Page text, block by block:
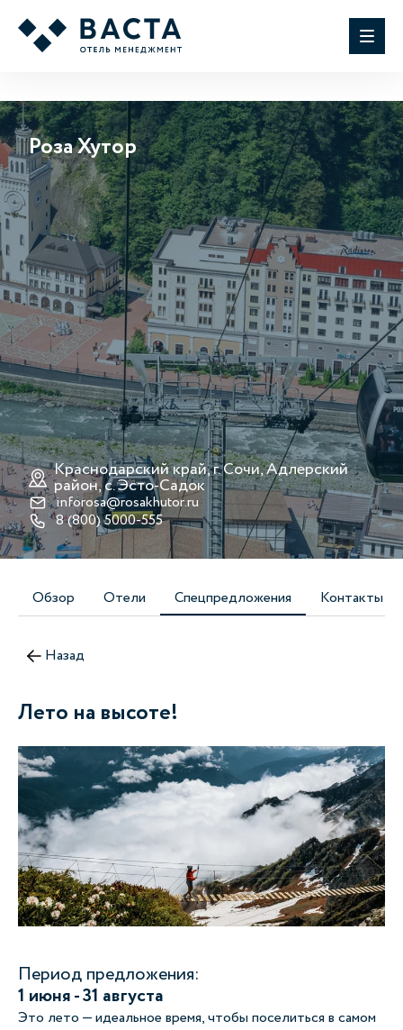
Роза Хутор
Краснодарский край, г. Сочи, Адлерский
район, с. Эсто-Cадок
inforosa@rosakhutor.ru
8 (800) 5000-555
Обзор Отели Спецпредложения Контакты
Назад
Лето на высоте!
Период предложения:
1 июня - 31 августа
Это лето — идеальное время, чтобы поселиться в самом